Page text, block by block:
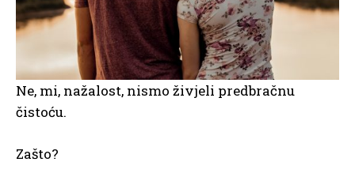
Ne, mi, nažalost, nismo živjeli predbračnu
čistoću.
Zašto?